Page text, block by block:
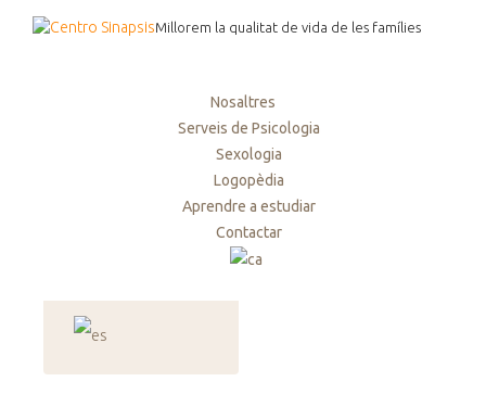
Millorem la qualitat de vida de les famílies
Nosaltres
Serveis de Psicologia
Sexologia
Logopèdia
Aprendre a estudiar
Contactar